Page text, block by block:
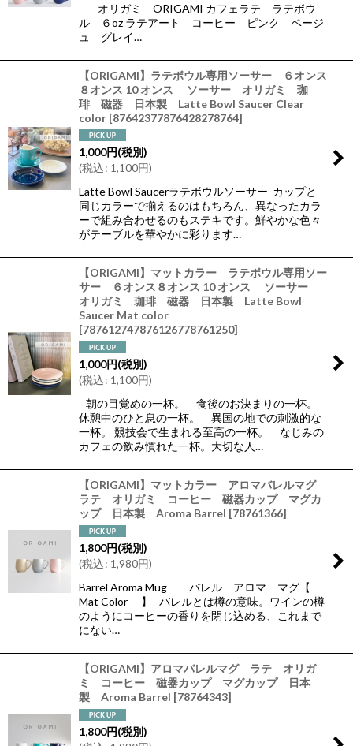
オリガミ ORIGAMI カフェラテ ラテボウ
ル ６oz ラテアート コーヒー ピンク ベージ
ュ グレイ…
【ORIGAMI】ラテボウル専用ソーサー ６オンス
８オンス 10 オンス ソーサー オリガミ 珈
琲 磁器 日本製 Latte Bowl Saucer Clear
color [87642377876428278764]
1,000円(税別)
(税込: 1,100円)
Latte Bowl Saucerラテボウルソーサー カップと
同じカラーで揃えるのはもちろん、異なったカラ
ーで組み合わせるのもステキです。鮮やかな色々
がテーブルを華やかに彩ります…
【ORIGAMI】マットカラー ラテボウル専用ソー
サー ６オンス８オンス 10 オンス ソーサー
オリガミ 珈琲 磁器 日本製 Latte Bowl
Saucer Mat color
[787612747876126778761250]
1,000円(税別)
(税込: 1,100円)
朝の目覚めの一杯。 食後のお決まりの一杯。
休憩中のひと息の一杯。 異国の地での刺激的な
一杯。 競技会で生まれる至高の一杯。 なじみの
カフェの飲み慣れた一杯。大切な人…
【ORIGAMI】マットカラー アロマバレルマグ
ラテ オリガミ コーヒー 磁器カップ マグカ
ップ 日本製 Aroma Barrel [78761366]
1,800円(税別)
(税込: 1,980円)
Barrel Aroma Mug バレル アロマ マグ【
Mat Color 】 バレルとは樽の意味。ワインの樽
のようにコーヒーの香りを閉じ込める、これまで
にない…
【ORIGAMI】アロマバレルマグ ラテ オリガ
ミ コーヒー 磁器カップ マグカップ 日本
製 Aroma Barrel [78764343]
1,800円(税別)